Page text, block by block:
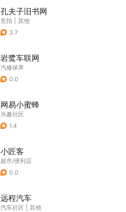
孔夫子旧书网
竞拍
其他
3.7
岩鹭车联网
汽修保养
0.0
网易小蜜蜂
兴趣社区
1.4
小匠客
超市/便利店
0.0
远程汽车
汽车社区
其他